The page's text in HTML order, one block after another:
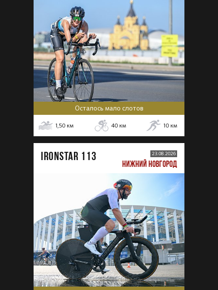
Осталось мало слотов
1,50 км 40 км 10 км
IRONSTAR 113 23.08.2026
НИЖНИЙ НОВГОРОД